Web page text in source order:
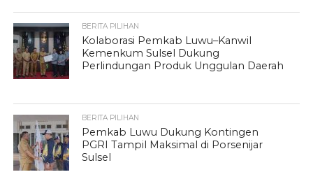
BERITA PILIHAN
Kolaborasi Pemkab Luwu–Kanwil
Kemenkum Sulsel Dukung
Perlindungan Produk Unggulan Daerah
BERITA PILIHAN
Pemkab Luwu Dukung Kontingen
PGRI Tampil Maksimal di Porsenijar
Sulsel